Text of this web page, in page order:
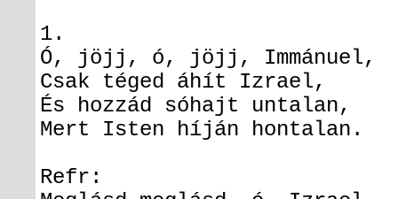
1.
Ó, jöjj, ó, jöjj, Immánuel,
Csak téged áhít Izrael,
És hozzád sóhajt untalan,
Mert Isten híján hontalan.
Refr: